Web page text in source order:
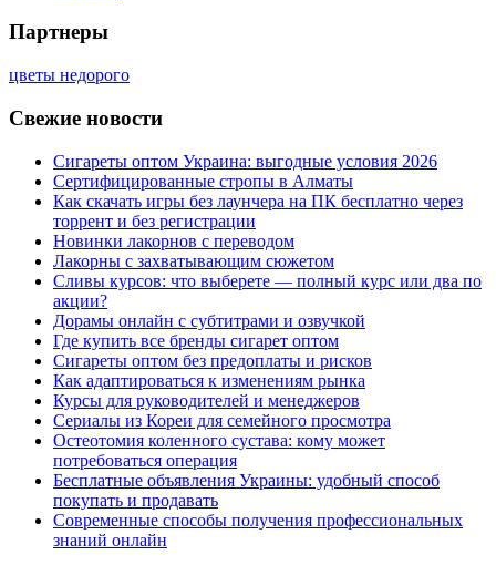
Партнеры
цветы недорого
Свежие новости
Сигареты оптом Украина: выгодные условия 2026
Сертифицированные стропы в Алматы
Как скачать игры без лаунчера на ПК бесплатно через
торрент и без регистрации
Новинки лакорнов с переводом
Лакорны с захватывающим сюжетом
Сливы курсов: что выберете — полный курс или два по
акции?
Дорамы онлайн с субтитрами и озвучкой
Где купить все бренды сигарет оптом
Сигареты оптом без предоплаты и рисков
Как адаптироваться к изменениям рынка
Курсы для руководителей и менеджеров
Сериалы из Кореи для семейного просмотра
Остеотомия коленного сустава: кому может
потребоваться операция
Бесплатные объявления Украины: удобный способ
покупать и продавать
Современные способы получения профессиональных
знаний онлайн